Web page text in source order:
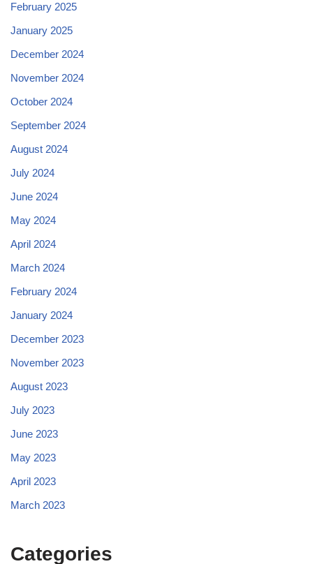
February 2025
January 2025
December 2024
November 2024
October 2024
September 2024
August 2024
July 2024
June 2024
May 2024
April 2024
March 2024
February 2024
January 2024
December 2023
November 2023
August 2023
July 2023
June 2023
May 2023
April 2023
March 2023
Categories